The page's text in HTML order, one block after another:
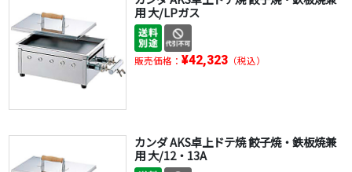
用 大/LPガス
販売価格： ¥42,323（税込）
カンダ AKS卓上ドテ焼 餃子焼・鉄板焼兼
用 大/12・13A